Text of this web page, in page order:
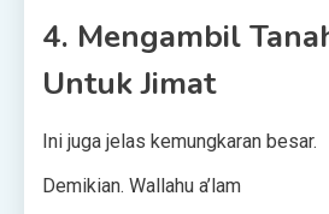
4. Mengambil
Untuk Jimat
Ini juga jelas kemungkaran besar.
Demikian. Wallahu a’lam